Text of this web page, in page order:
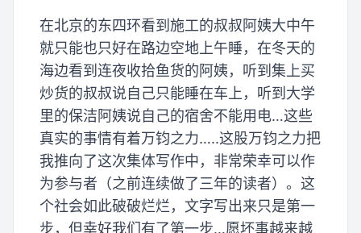
在北京的东四环看到施工的叔叔阿姨大中午
就只能也只好在路边空地上午睡，在冬天的
海边看到连夜收拾鱼货的阿姨，听到集上买
炒货的叔叔说自己只能睡在车上，听到大学
里的保洁阿姨说自己的宿舍不能用电…这些
真实的事情有着万钧之力…..这股万钧之力把
我推向了这次集体写作中，非常荣幸可以作
为参与者（之前连续做了三年的读者）。这
个社会如此破破烂烂，文字写出来只是第一
步，但幸好我们有了第一步…愿坏事越来越